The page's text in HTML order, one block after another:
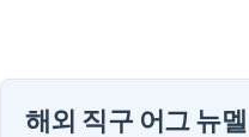
해외 직구 어그 뉴